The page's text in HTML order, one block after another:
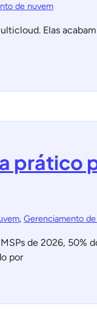
de nuvem
Elas
prático
, Gerenciamento
de 2026, 50%
por